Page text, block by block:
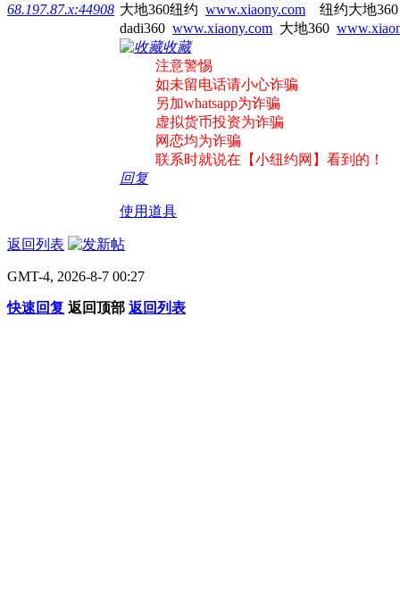
68.197.87.x:44908 大地360纽约 www.xiaony.com 纽约大地
dadi360 www.xiaony.com 大地360
收藏
注意警惕
如未留电话请小心诈骗
另加whatsapp为诈骗
虚拟货币投资为诈骗
网恋均为诈骗
联系时就说在【小纽约网】看到的！
回复
使用道具
返回列表
GMT-4, 2026-8-7 00:27
快速回复 返回顶部 返回列表